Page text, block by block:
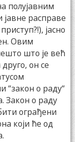
полујавним
јавне расправе
јасно
Овим
што је већ
он се
“закон о раду“
Закон о раду
ограђени
који ће од